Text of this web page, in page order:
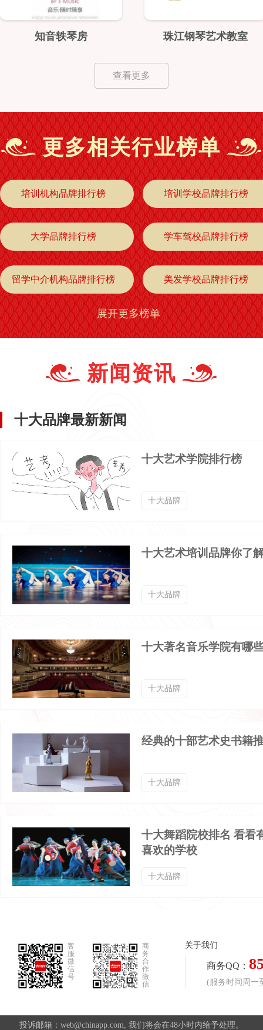
知音轶琴房 珠江钢琴艺术教室
查看更多
更多相关行业榜单
培训机构品牌排行榜 培训学校品牌排行榜
大学品牌排行榜 学车驾校品牌排行榜
留学中介机构品牌排行榜 美发学校品牌排行榜
职校技校品牌排行榜 艺术学院品牌排行榜
餐饮培训品牌排行榜 IT培训品牌排行榜
学习辅导品牌排行榜 英语培训品牌排行榜
艺术培训品牌排行榜
世界大学品牌排行榜
展开更多榜单
新闻资讯
十大品牌最新新闻
十大艺术学院排行榜
十大品牌
十大艺术培训品牌你了
十大品牌
十大著名音乐学院有哪
十大品牌
经典的十部艺术史书籍
十大品牌
十大舞蹈院校排名 看看
喜欢的学校
十大品牌
客
服
微
信
号
商
务
合
作
微
信
关于我们
商务QQ：
(服务时间周一
投诉邮箱：web@chinapp.com, 我们将会在48小时内给予处理。